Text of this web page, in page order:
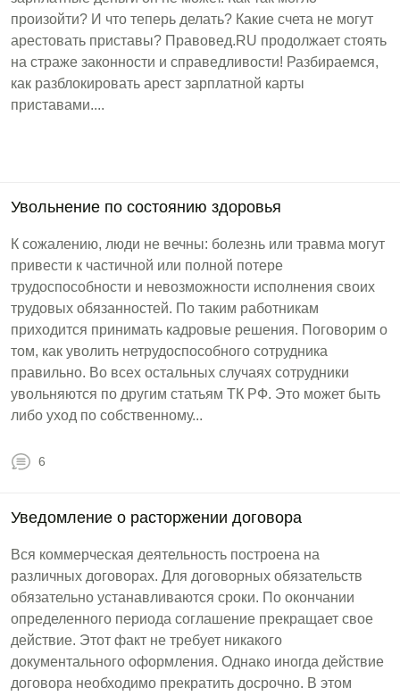
произойти? И что теперь делать? Какие счета не могут
арестовать приставы? Правовед.RU продолжает стоять
на страже законности и справедливости! Разбираемся,
как разблокировать арест зарплатной карты
приставами....
Увольнение по состоянию здоровья
К сожалению, люди не вечны: болезнь или травма могут
привести к частичной или полной потере
трудоспособности и невозможности исполнения своих
трудовых обязанностей. По таким работникам
приходится принимать кадровые решения. Поговорим о
том, как уволить нетрудоспособного сотрудника
правильно. Во всех остальных случаях сотрудники
увольняются по другим статьям ТК РФ. Это может быть
либо уход по собственному...
6
Уведомление о расторжении договора
Вся коммерческая деятельность построена на
различных договорах. Для договорных обязательств
обязательно устанавливаются сроки. По окончании
определенного периода соглашение прекращает свое
действие. Этот факт не требует никакого
документального оформления. Однако иногда действие
договора необходимо прекратить досрочно. В этом